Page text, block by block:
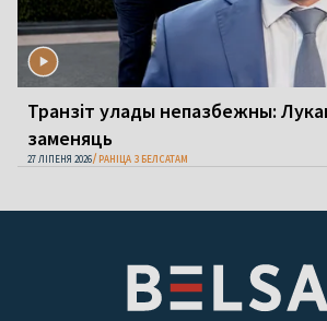
Транзіт улады непазбежны:
заменяць
27 ЛІПЕНЯ 2026 РАНІЦА З БЕЛСАТАМ